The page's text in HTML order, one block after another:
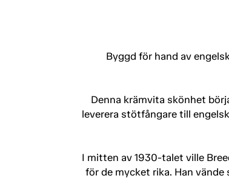
Byggd för hand av
Denna krämvita skönhet
leverera stötfångare till
I mitten av 1930-talet ville
för de mycket rika. Han vände